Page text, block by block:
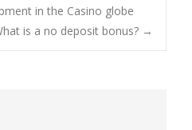
in the Casino globe
is a no deposit bonus? →